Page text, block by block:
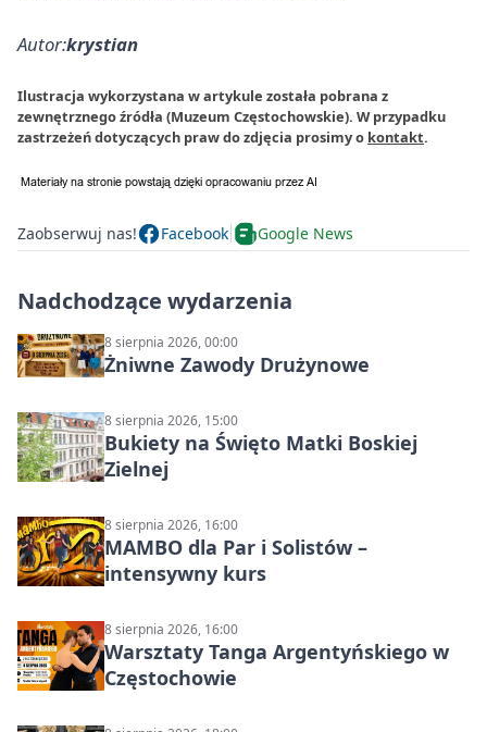
Autor:krystian
Ilustracja wykorzystana w artykule została pobrana z
zewnętrznego źródła (Muzeum Częstochowskie). W przypadku
zastrzeżeń dotyczących praw do zdjęcia prosimy o kontakt.
Zaobserwuj nas! Facebook Google News
Nadchodzące wydarzenia
8 sierpnia 2026, 00:00
Żniwne Zawody Drużynowe
8 sierpnia 2026, 15:00
Bukiety na Święto Matki Boskiej
Zielnej
8 sierpnia 2026, 16:00
MAMBO dla Par i Solistów –
intensywny kurs
8 sierpnia 2026, 16:00
Warsztaty Tanga Argentyńskiego w
Częstochowie